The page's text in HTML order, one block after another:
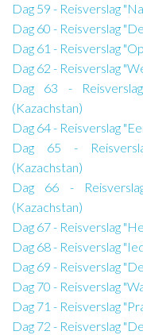
Dag 59 - Reisverslag
Dag 60 - Reisverslag
Dag 61 - Reisverslag
Dag 62 - Reisverslag
Dag 63 -
(Kazachstan)
Dag 64 - Reisverslag
Dag 65 -
(Kazachstan)
Dag 66 -
(Kazachstan)
Dag 67 - Reisverslag
Dag 68 - Reisverslag
Dag 69 - Reisverslag
Dag 70 - Reisverslag
Dag 71 - Reisverslag
Dag 72 - Reisverslag